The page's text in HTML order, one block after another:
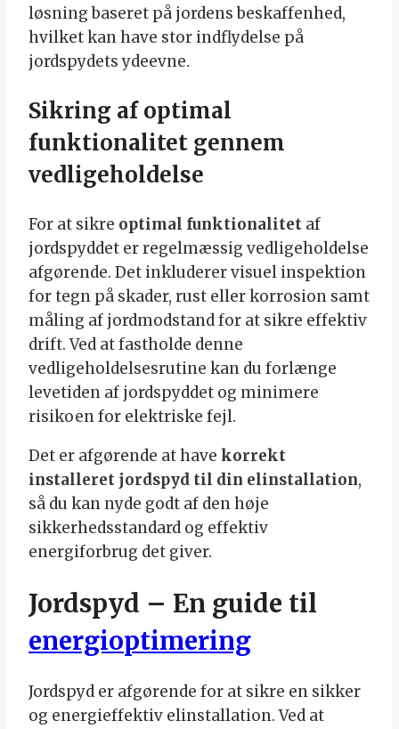
løsning baseret på jordens beskaffenhed,
hvilket kan have stor indflydelse på
jordspydets ydeevne.
Sikring af optimal
funktionalitet gennem
vedligeholdelse
For at sikre optimal funktionalitet af
jordspyddet er regelmæssig vedligeholdelse
afgørende. Det inkluderer visuel inspektion
for tegn på skader, rust eller korrosion samt
måling af jordmodstand for at sikre effektiv
drift. Ved at fastholde denne
vedligeholdelsesrutine kan du forlænge
levetiden af jordspyddet og minimere
risikoen for elektriske fejl.
Det er afgørende at have korrekt
installeret jordspyd til din elinstallation,
så du kan nyde godt af den høje
sikkerhedsstandard og effektiv
energiforbrug det giver.
Jordspyd – En guide til
energioptimering
Jordspyd er afgørende for at sikre en sikker
og energieffektiv elinstallation. Ved at